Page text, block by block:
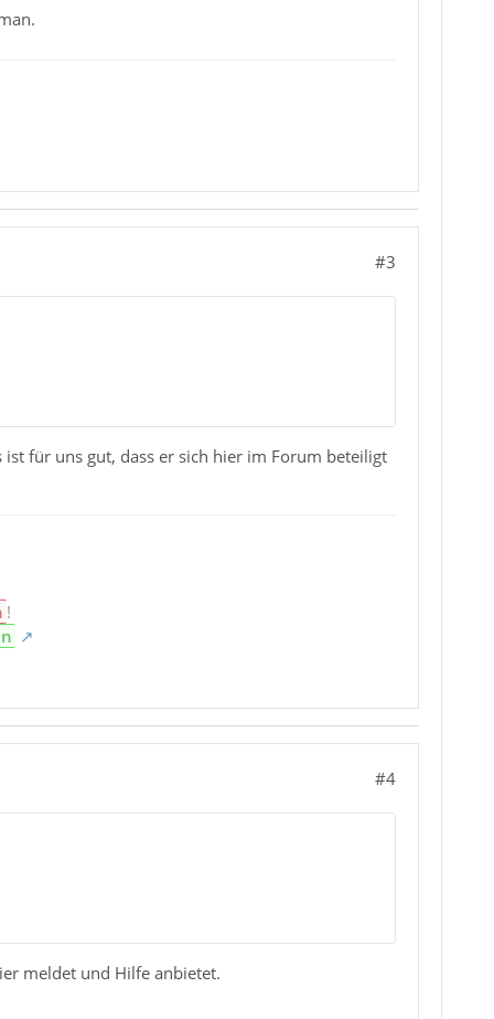
#3
für uns gut, dass er sich hier im Forum beteiligt
!
#4
meldet und Hilfe anbietet.